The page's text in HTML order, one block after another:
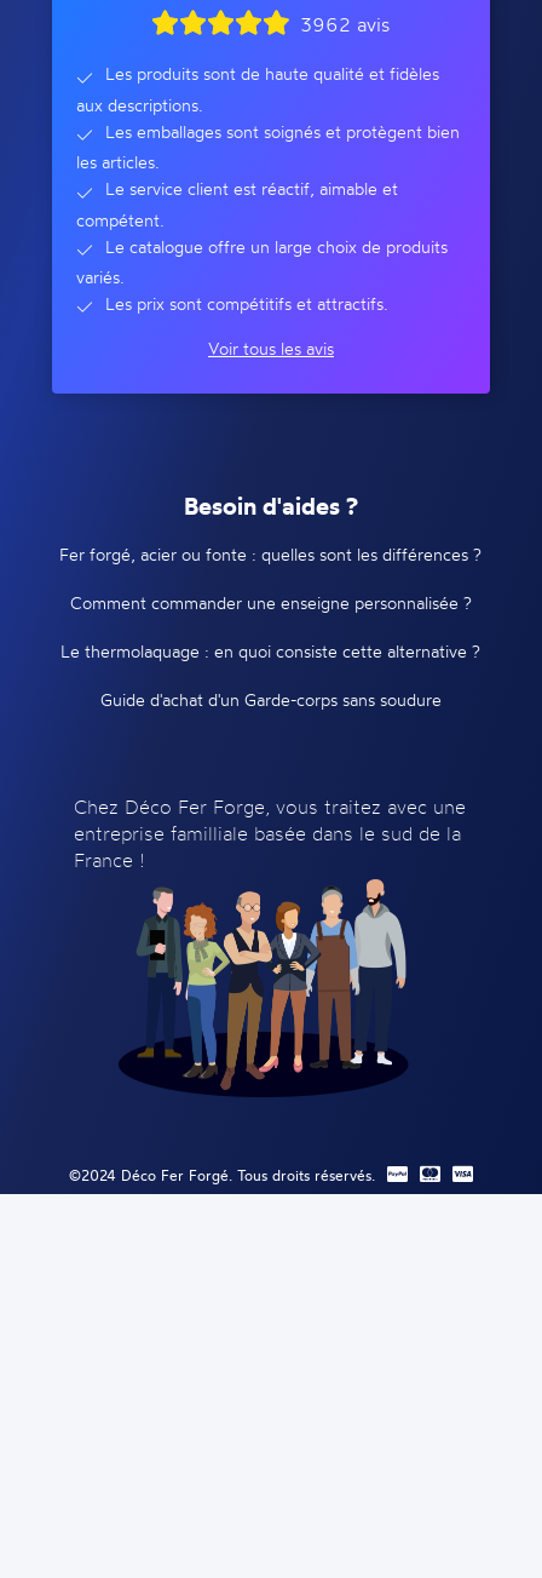
3962 avis
Les produits sont de haute qualité et fidèles
aux descriptions.
Les emballages sont soignés et protègent bien
les articles.
Le service client est réactif, aimable et
compétent.
Le catalogue offre un large choix de produits
variés.
Les prix sont compétitifs et attractifs.
Voir tous les avis
Besoin d'aides ?
Fer forgé, acier ou fonte : quelles sont les différences ?
Comment commander une enseigne personnalisée ?
Le thermolaquage : en quoi consiste cette alternative ?
Guide d'achat d'un Garde-corps sans soudure
Chez Déco Fer Forge, vous traitez avec une
entreprise familliale basée dans le sud de la
France !
©2024 Déco Fer Forgé. Tous droits réservés.